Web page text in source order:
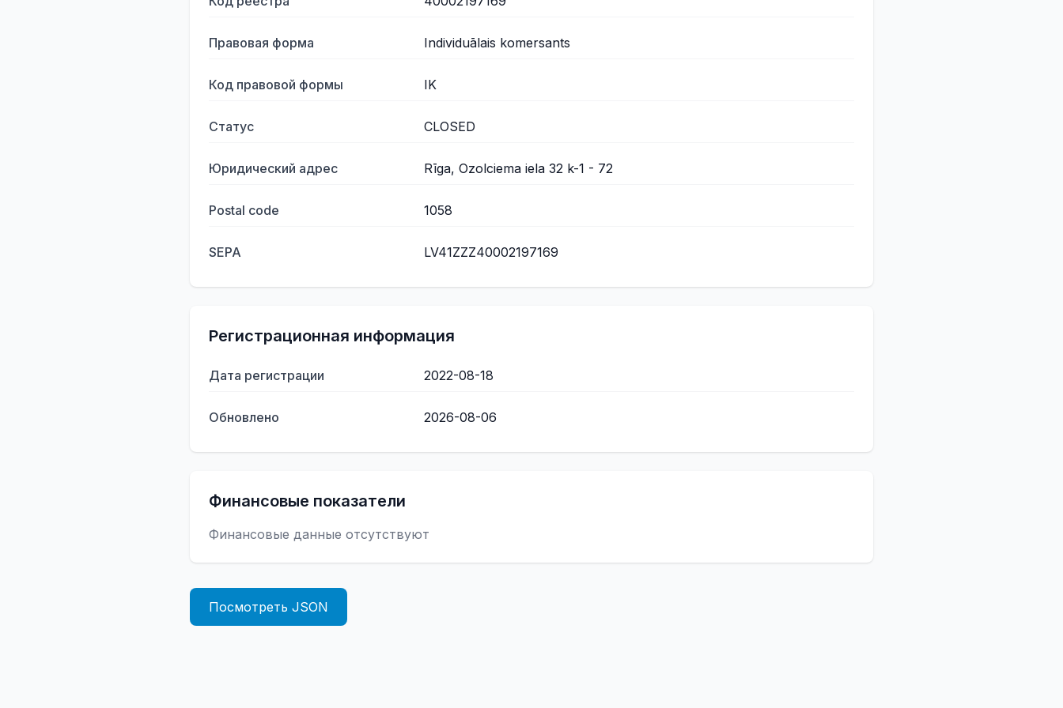
Правовая форма Individuālais komersants
Код правовой формы IK
Статус CLOSED
Юридический адрес Rīga, Ozolciema iela 32 k-1 - 72
Postal code 1058
SEPA LV41ZZZ40002197169
Регистрационная информация
Дата регистрации 2022-08-18
Обновлено 2026-08-06
Финансовые показатели
Финансовые данные отсутствуют
Посмотреть JSON